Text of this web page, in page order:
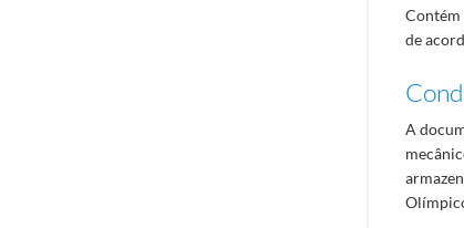
Contém
de
A